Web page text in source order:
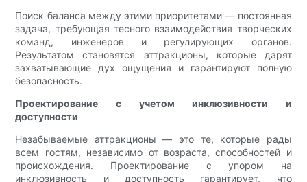
Поиск баланса между этими приоритетами — постоянная
задача, требующая тесного взаимодействия творческих
команд, инженеров и регулирующих органов.
Результатом становятся аттракционы, которые дарят
захватывающие дух ощущения и гарантируют полную
безопасность.
Проектирование с учетом инклюзивности и
доступности
Незабываемые аттракционы — это те, которые рады
всем гостям, независимо от возраста, способностей и
происхождения. Проектирование с упором на
инклюзивность и доступность гарантирует, что